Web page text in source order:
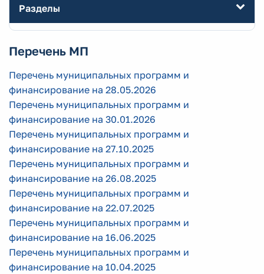
Разделы
Перечень МП
Перечень муниципальных программ и
финансирование на 28.05.2026
Перечень муниципальных программ и
финансирование на 30.01.2026
Перечень муниципальных программ и
финансирование на 27.10.2025
Перечень муниципальных программ и
финансирование на 26.08.2025
Перечень муниципальных программ и
финансирование на 22.07.2025
Перечень муниципальных программ и
финансирование на 16.06.2025
Перечень муниципальных программ и
финансирование на 10.04.2025